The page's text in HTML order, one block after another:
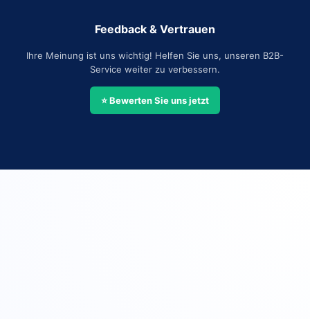
Feedback & Vertrauen
Ihre Meinung ist uns wichtig! Helfen Sie uns, unseren B2B-
Service weiter zu verbessern.
⭐ Bewerten Sie uns jetzt